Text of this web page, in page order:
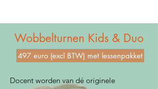
Wobbelturnen Kids & Duo
497 euro (excl BTW) met lessenpakket
Docent worden van dé originele